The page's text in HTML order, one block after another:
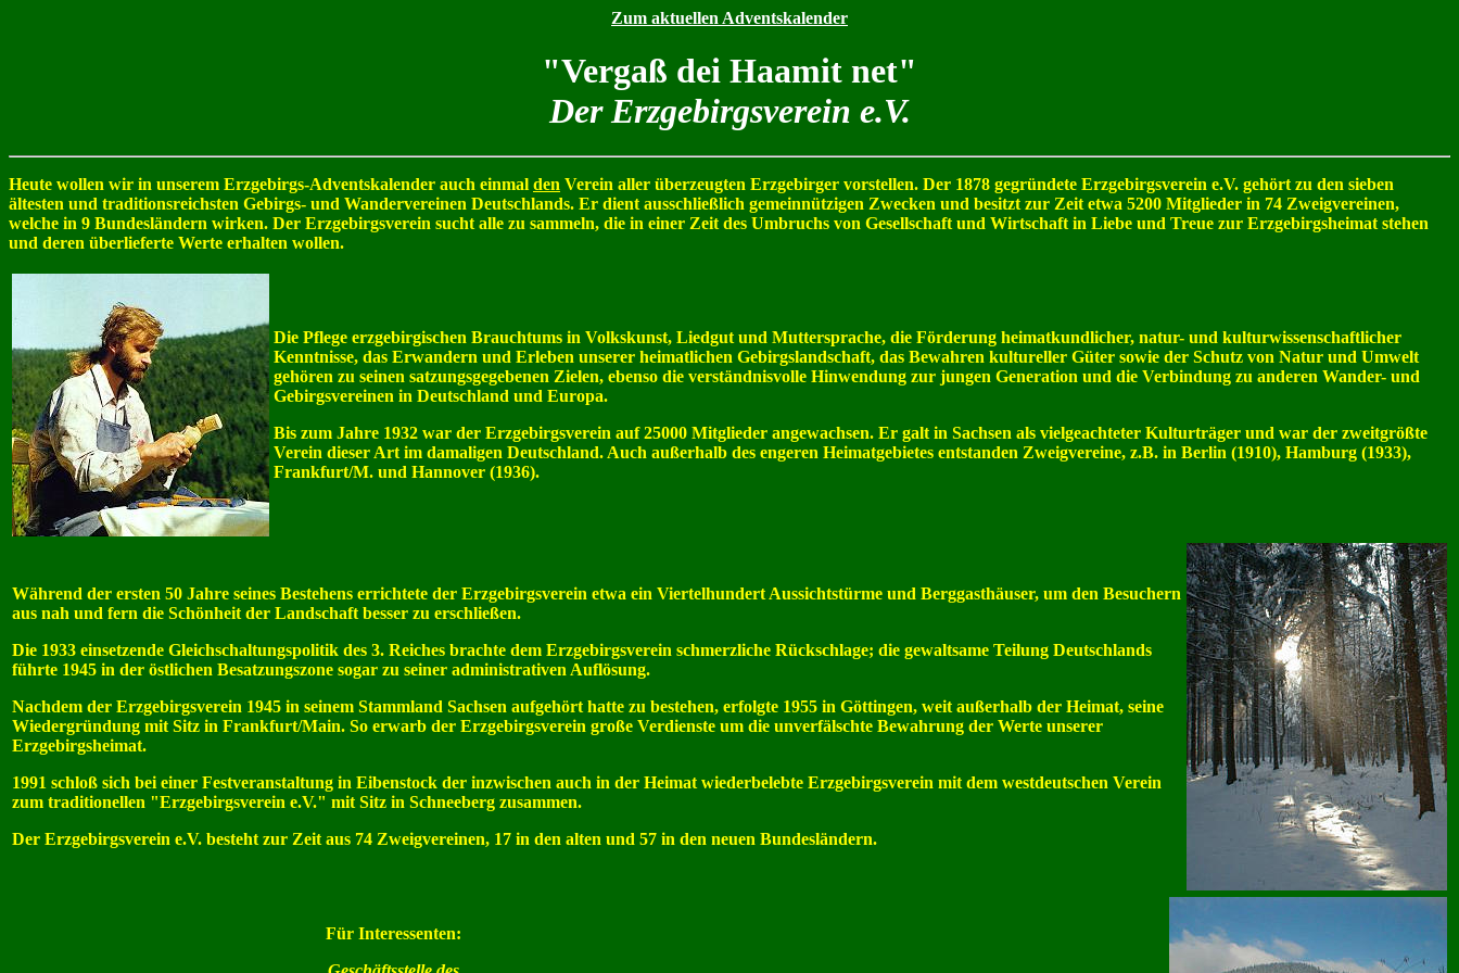
Zum aktuellen Adventskalender
"Vergaß dei Haamit net"
Der Erzgebirgsverein e.V.
Heute wollen wir in unserem Erzgebirgs-Adventskalender auch einmal den Verein aller überzeugten Erzgebirger vorstellen. Der 1878 gegründete Erzgebirgsverein e.V. gehört zu den sieben
ältesten und traditionsreichsten Gebirgs- und Wandervereinen Deutschlands. Er dient ausschließlich gemeinnützigen Zwecken und besitzt zur Zeit etwa 5200 Mitglieder in 74 Zweigvereinen,
welche in 9 Bundesländern wirken. Der Erzgebirgsverein sucht alle zu sammeln, die in einer Zeit des Umbruchs von Gesellschaft und Wirtschaft in Liebe und Treue zur Erzgebirgsheimat stehen
und deren überlieferte Werte erhalten wollen.
Die Pflege erzgebirgischen Brauchtums in Volkskunst, Liedgut und Muttersprache, die Förderung heimatkundlicher, natur- und kulturwissenschaftlicher
Kenntnisse, das Erwandern und Erleben unserer heimatlichen Gebirgslandschaft, das Bewahren kultureller Güter sowie der Schutz von Natur und Umwelt
gehören zu seinen satzungsgegebenen Zielen, ebenso die verständnisvolle Hinwendung zur jungen Generation und die Verbindung zu anderen Wander- und
Gebirgsvereinen in Deutschland und Europa.
Bis zum Jahre 1932 war der Erzgebirgsverein auf 25000 Mitglieder angewachsen. Er galt in Sachsen als vielgeachteter Kulturträger und war der zweitgrößte
Verein dieser Art im damaligen Deutschland. Auch außerhalb des engeren Heimatgebietes entstanden Zweigvereine, z.B. in Berlin (1910), Hamburg (1933),
Frankfurt/M. und Hannover (1936).
Während der ersten 50 Jahre seines Bestehens errichtete der Erzgebirgsverein etwa ein Viertelhundert Aussichtstürme und Berggasthäuser, um den Besuchern
aus nah und fern die Schönheit der Landschaft besser zu erschließen.
Die 1933 einsetzende Gleichschaltungspolitik des 3. Reiches brachte dem Erzgebirgsverein schmerzliche Rückschlage; die gewaltsame Teilung Deutschlands
führte 1945 in der östlichen Besatzungszone sogar zu seiner administrativen Auflösung.
Nachdem der Erzgebirgsverein 1945 in seinem Stammland Sachsen aufgehört hatte zu bestehen, erfolgte 1955 in Göttingen, weit außerhalb der Heimat, seine
Wiedergründung mit Sitz in Frankfurt/Main. So erwarb der Erzgebirgsverein große Verdienste um die unverfälschte Bewahrung der Werte unserer
Erzgebirgsheimat.
1991 schloß sich bei einer Festveranstaltung in Eibenstock der inzwischen auch in der Heimat wiederbelebte Erzgebirgsverein mit dem westdeutschen Verein
zum traditionellen "Erzgebirgsverein e.V." mit Sitz in Schneeberg zusammen.
Der Erzgebirgsverein e.V. besteht zur Zeit aus 74 Zweigvereinen, 17 in den alten und 57 in den neuen Bundesländern.
Für Interessenten: